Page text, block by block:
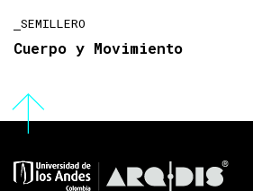
SEMILLERO
Cuerpo y Movimiento